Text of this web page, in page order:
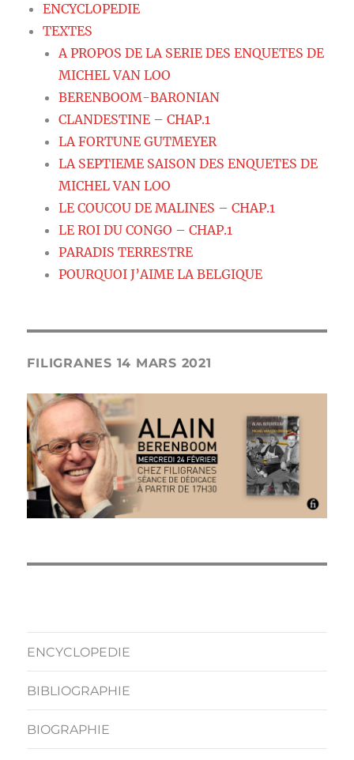
ENCYCLOPEDIE
TEXTES
A PROPOS DE LA SERIE DES ENQUETES DE
MICHEL VAN LOO
BERENBOOM-BARONIAN
CLANDESTINE – CHAP.1
LA FORTUNE GUTMEYER
LA SEPTIEME SAISON DES ENQUETES DE
MICHEL VAN LOO
LE COUCOU DE MALINES – CHAP.1
LE ROI DU CONGO – CHAP.1
PARADIS TERRESTRE
POURQUOI J’AIME LA BELGIQUE
FILIGRANES 14 MARS 2021
ENCYCLOPEDIE
BIBLIOGRAPHIE
BIOGRAPHIE